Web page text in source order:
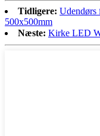
Tidligere: Udendørs
500x500mm
Næste: Kirke LED